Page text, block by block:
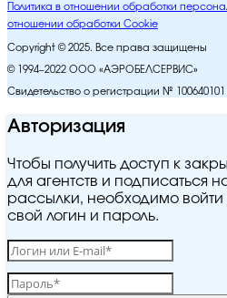
Политика в отношении обработки
отношении обработки Cookie
Copyright © 2025. Все права защищены
© 1994–2022 ООО «АЭРОБЕЛСЕРВИС»
Свидетельство о регистрации № 100640101
Авторизация
Чтобы получить доступ к
для агентств и подписаться
рассылки, необходимо войти
свой логин и пароль.